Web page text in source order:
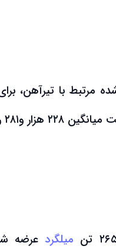
به پایان رسید.
میلگرد